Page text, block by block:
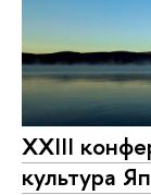
ХХIII
культура